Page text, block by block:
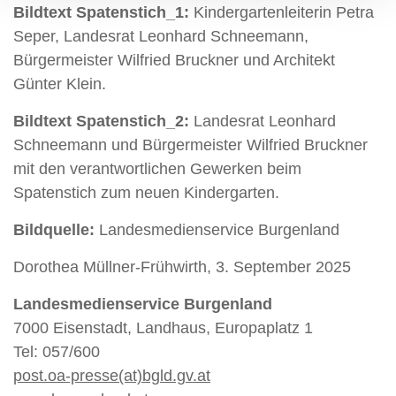
Bildtext Spatenstich_1: Kindergartenleiterin Petra
Seper, Landesrat Leonhard Schneemann,
Bürgermeister Wilfried Bruckner und Architekt
Günter Klein.
Bildtext Spatenstich_2: Landesrat Leonhard
Schneemann und Bürgermeister Wilfried Bruckner
mit den verantwortlichen Gewerken beim
Spatenstich zum neuen Kindergarten.
Bildquelle: Landesmedienservice Burgenland
Dorothea Müllner-Frühwirth, 3. September 2025
Landesmedienservice Burgenland
7000 Eisenstadt, Landhaus, Europaplatz 1
Tel: 057/600
post.oa-presse(at)bgld.gv.at